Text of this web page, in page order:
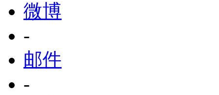
微博
-
邮件
-